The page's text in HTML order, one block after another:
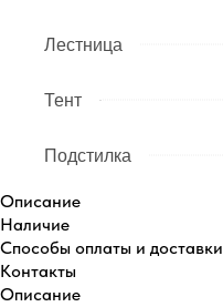
Лестница
Тент
Подстилка
Описание
Наличие
Способы оплаты и доставки
Контакты
Описание